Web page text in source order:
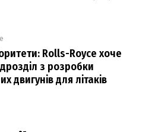
Rolls-Royce хоче
з розробки
двигунів для літаків